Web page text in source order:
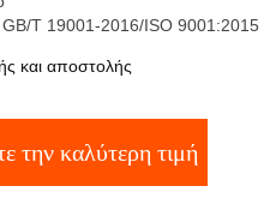
GB/T 19001-2016/ISO 9001:2015
και αποστολής
την καλύτερη τιμή